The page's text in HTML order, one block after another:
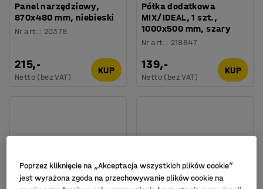
Panel narzędziowy,
870x480 mm, niebieski
Nr art. : 20378
215,-
Netto (bez VAT)
KUP
Półka dodatkowa
MIX/IDEAL, 1 szt.,
1000x500 mm, szary
Nr art. : 218847
139,-
Netto (bez VAT)
KUP
Poprzez kliknięcie na „Akceptacja wszystkich plików cookie”
jest wyrażona zgoda na przechowywanie plików cookie na